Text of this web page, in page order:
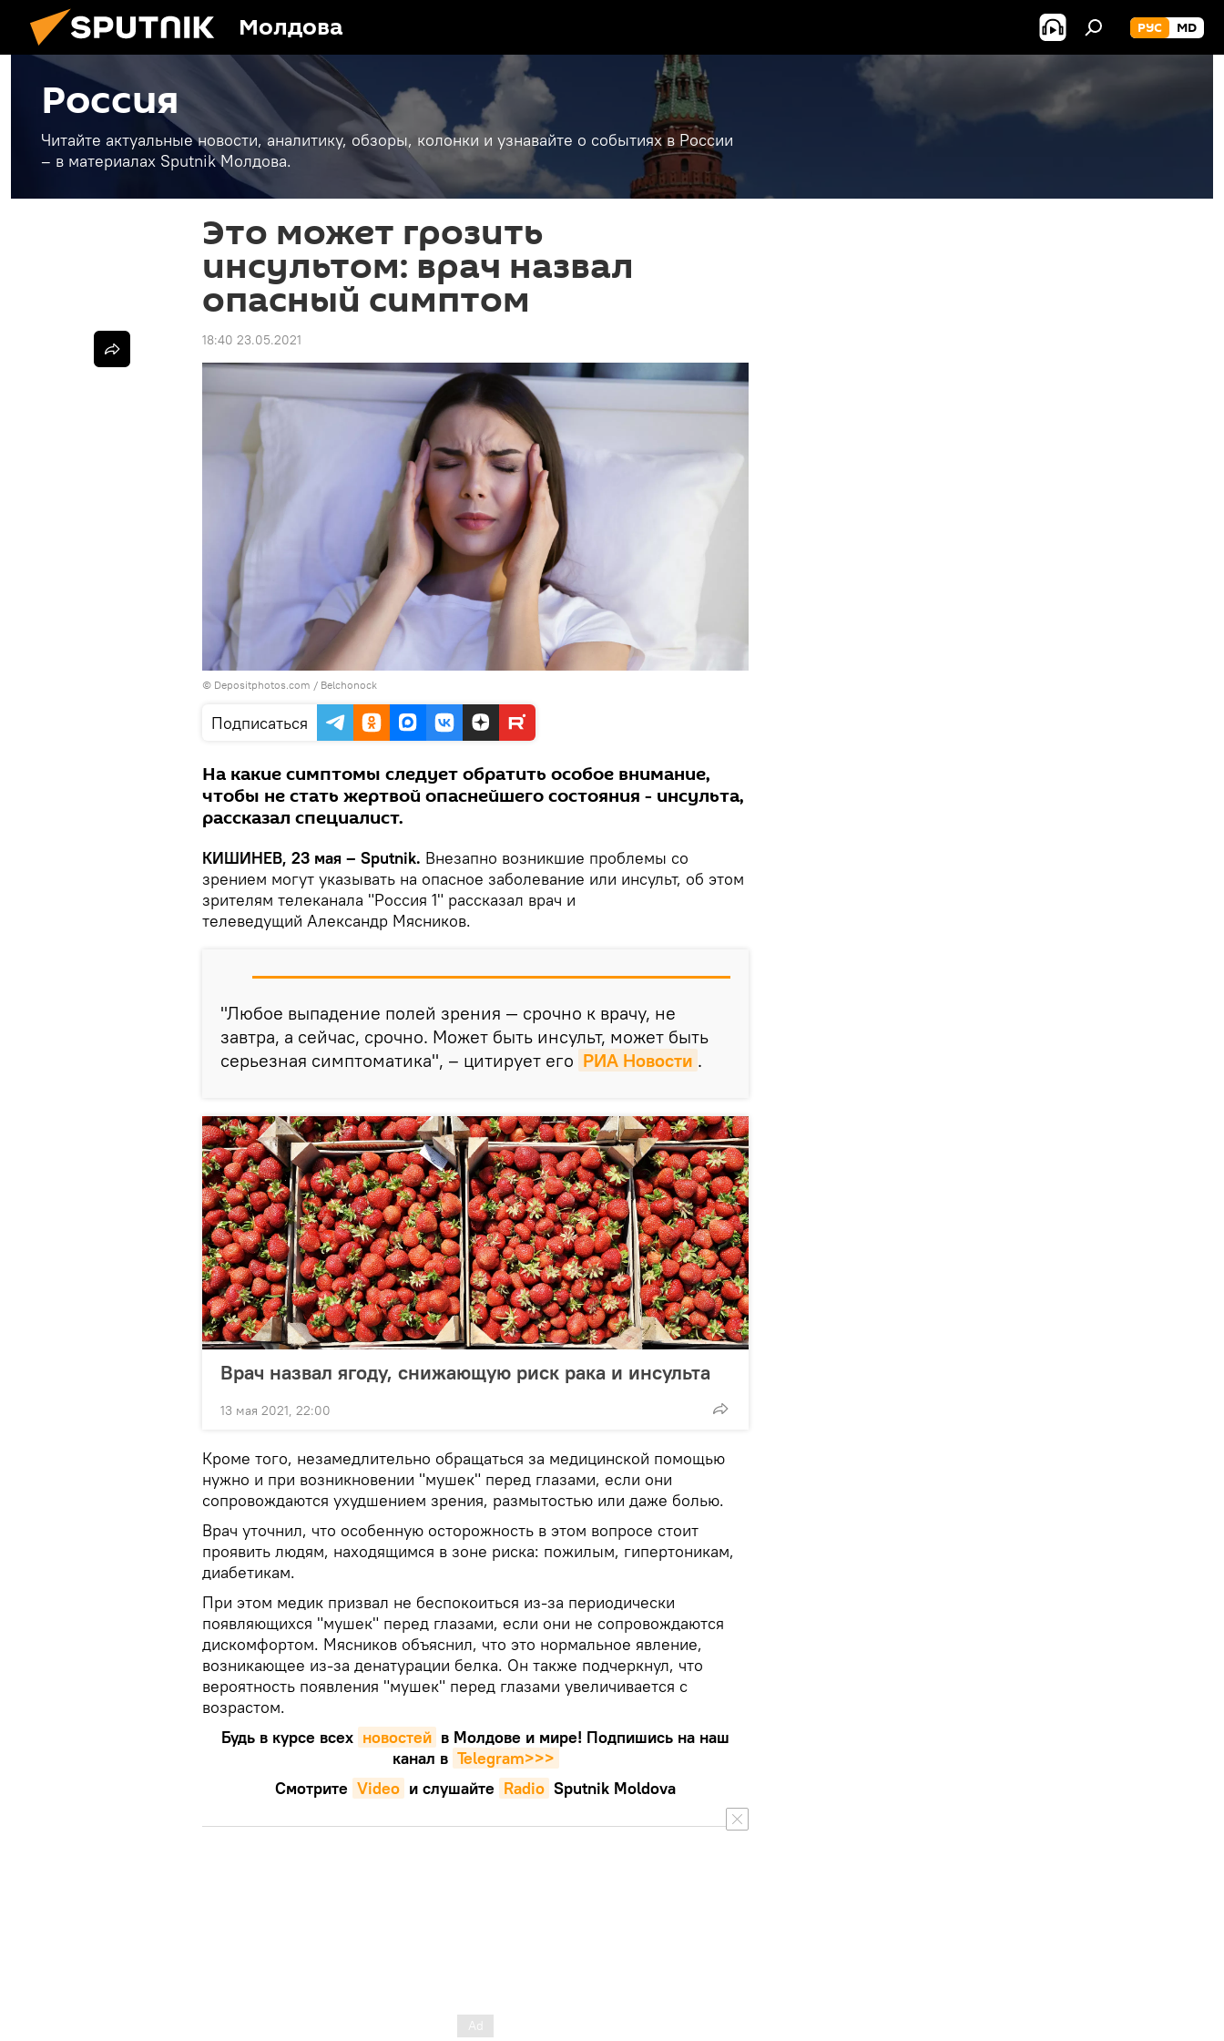
Молдова РУС MD
Россия
Читайте актуальные новости, аналитику, обзоры, колонки и узнавайте о событиях в России
– в материалах Sputnik Молдова.
Это может грозить
инсультом: врач назвал
опасный симптом
18:40 23.05.2021
© Depositphotos.com / Belchonock
Подписаться
На какие симптомы следует обратить особое внимание,
чтобы не стать жертвой опаснейшего состояния - инсульта,
рассказал специалист.
КИШИНЕВ, 23 мая – Sputnik. Внезапно возникшие проблемы со
зрением могут указывать на опасное заболевание или инсульт, об этом
зрителям телеканала "Россия 1" рассказал врач и
телеведущий Александр Мясников.
"Любое выпадение полей зрения — срочно к врачу, не
завтра, а сейчас, срочно. Может быть инсульт, может быть
серьезная симптоматика", – цитирует его РИА Новости .
Врач назвал ягоду, снижающую риск рака и инсульта
13 мая 2021, 22:00
Кроме того, незамедлительно обращаться за медицинской помощью
нужно и при возникновении "мушек" перед глазами, если они
сопровождаются ухудшением зрения, размытостью или даже болью.
Врач уточнил, что особенную осторожность в этом вопросе стоит
проявить людям, находящимся в зоне риска: пожилым, гипертоникам,
диабетикам.
При этом медик призвал не беспокоиться из-за периодически
появляющихся "мушек" перед глазами, если они не сопровождаются
дискомфортом. Мясников объяснил, что это нормальное явление,
возникающее из-за денатурации белка. Он также подчеркнул, что
вероятность появления "мушек" перед глазами увеличивается с
возрастом.
Будь в курсе всех новостей в Молдове и мире! Подпишись на наш
канал в Telegram>>>
Смотрите Video и слушайте Radio Sputnik Moldova